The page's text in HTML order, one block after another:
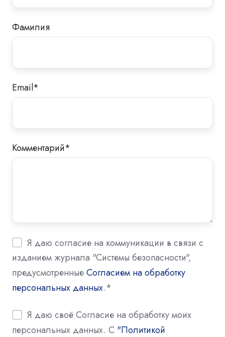
Фамилия
Email*
Комментарий*
Я даю согласие на коммуникации в связи с
изданием журнала "Системы безопасности",
предусмотренныеСогласием на обработку
персональных данных.*
Я даю своё Согласие на обработку моих
персональных данных. С "Политикой